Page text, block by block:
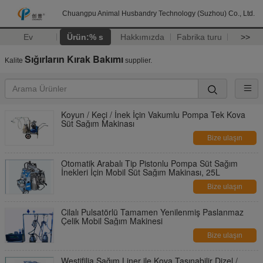
Chuangpu Animal Husbandry Technology (Suzhou) Co., Ltd.
Ev Ürün:% s Hakkımızda Fabrika turu >>
Kalite Sığırların Kırak Bakımı supplier.
Koyun / Keçi / İnek İçin Vakumlu Pompa Tek Kova
Süt Sağım Makinası
Bize ulaşın
Otomatik Arabalı Tip Pistonlu Pompa Süt Sağım
İnekleri İçin Mobil Süt Sağım Makinası, 25L
Bize ulaşın
Cilalı Pulsatörlü Tamamen Yenilenmiş Paslanmaz
Çelik Mobil Sağım Makinesi
Bize ulaşın
Westifilia Sağım Liner ile Kova Taşınabilir Dizel /